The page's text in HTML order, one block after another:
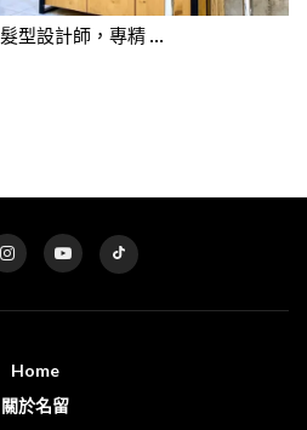
型設計師，專精 ...
Home
關於名留